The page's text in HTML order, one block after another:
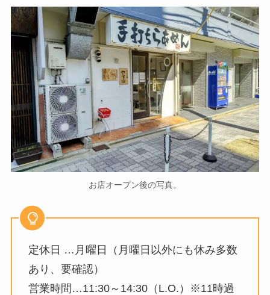
お店オープン後の写真。
定休日 …月曜日（月曜日以外にも休み多数
あり、要確認）
営業時間…11:30～14:30（L.O.）※11時過